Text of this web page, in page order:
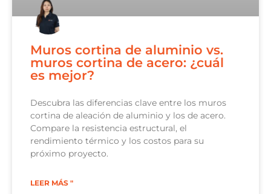
Muros cortina de aluminio vs.
muros cortina de acero: ¿cuál
es mejor?
Descubra las diferencias clave entre los muros
cortina de aleación de aluminio y los de acero.
Compare la resistencia estructural, el
rendimiento térmico y los costos para su
próximo proyecto.
LEER MÁS "